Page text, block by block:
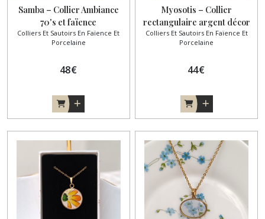
Samba – Collier Ambiance
70's et faïence
Colliers Et Sautoirs En Faïence Et
Porcelaine
48€
Myosotis – Collier
rectangulaire argent décor
fleurs bleues
Colliers Et Sautoirs En Faïence Et
Porcelaine
44€